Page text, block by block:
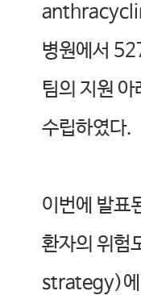
병원에서
팀의 지원
수립하였다.
이번에 발
환자의 위
strategy)에